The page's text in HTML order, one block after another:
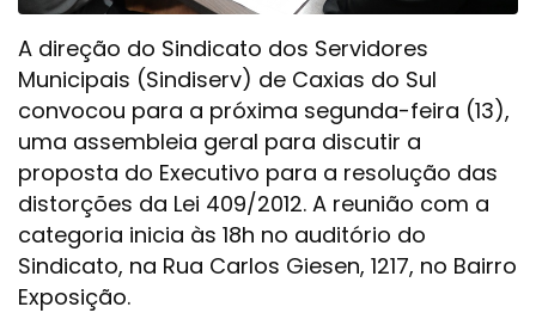
A direção do Sindicato dos Servidores
Municipais (Sindiserv) de Caxias do Sul
convocou para a próxima segunda-feira (13),
uma assembleia geral para discutir a
proposta do Executivo para a resolução das
distorções da Lei 409/2012. A reunião com a
categoria inicia às 18h no auditório do
Sindicato, na Rua Carlos Giesen, 1217, no Bairro
Exposição.